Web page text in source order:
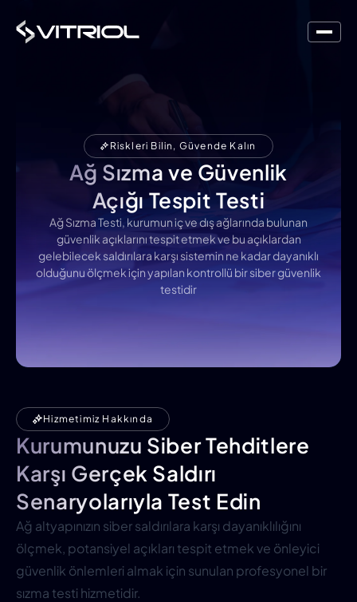
Riskleri Bilin, Güvende Kalın
Ağ Sızma ve Güvenlik
Açığı Tespit Testi
Ağ Sızma Testi, kurumun iç ve dış ağlarında bulunan
güvenlik açıklarını tespit etmek ve bu açıklardan
gelebilecek saldırılara karşı sistemin ne kadar dayanıklı
olduğunu ölçmek için yapılan kontrollü bir siber güvenlik
testidir
Hizmetimiz Hakkında
Kurumunuzu Siber Tehditlere
Karşı Gerçek Saldırı
Senaryolarıyla Test Edin
Ağ altyapınızın siber saldırılara karşı dayanıklılığını
ölçmek, potansiyel açıkları tespit etmek ve önleyici
güvenlik önlemleri almak için sunulan profesyonel bir
sızma testi hizmetidir.